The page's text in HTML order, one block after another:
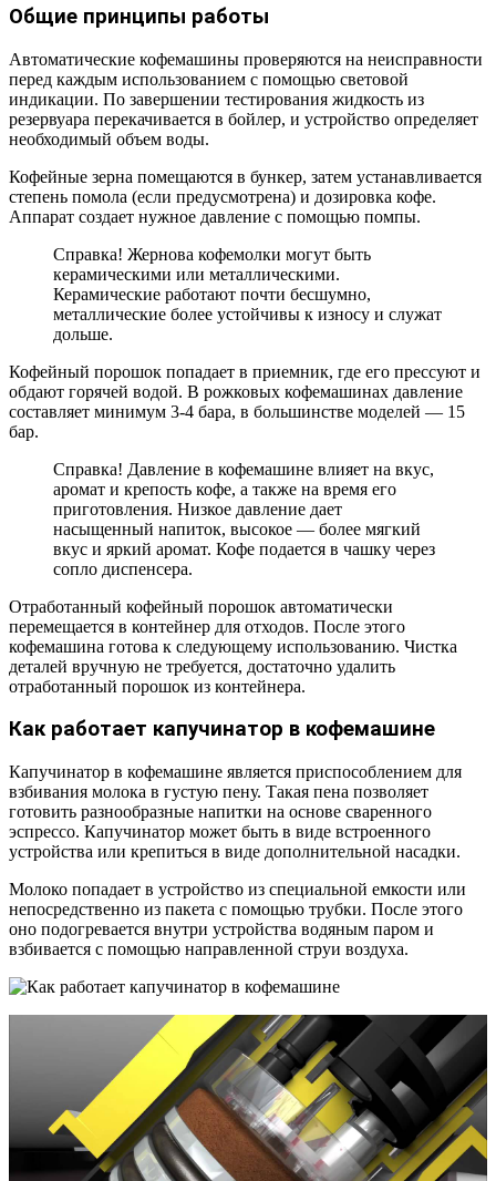
Общие принципы работы
Автоматические кофемашины проверяются на неисправности
перед каждым использованием с помощью световой
индикации. По завершении тестирования жидкость из
резервуара перекачивается в бойлер, и устройство определяет
необходимый объем воды.
Кофейные зерна помещаются в бункер, затем устанавливается
степень помола (если предусмотрена) и дозировка кофе.
Аппарат создает нужное давление с помощью помпы.
Справка! Жернова кофемолки могут быть
керамическими или металлическими.
Керамические работают почти бесшумно,
металлические более устойчивы к износу и служат
дольше.
Кофейный порошок попадает в приемник, где его прессуют и
обдают горячей водой. В рожковых кофемашинах давление
составляет минимум 3-4 бара, в большинстве моделей — 15
бар.
Справка! Давление в кофемашине влияет на вкус,
аромат и крепость кофе, а также на время его
приготовления. Низкое давление дает
насыщенный напиток, высокое — более мягкий
вкус и яркий аромат. Кофе подается в чашку через
сопло диспенсера.
Отработанный кофейный порошок автоматически
перемещается в контейнер для отходов. После этого
кофемашина готова к следующему использованию. Чистка
деталей вручную не требуется, достаточно удалить
отработанный порошок из контейнера.
Как работает капучинатор в кофемашине
Капучинатор в кофемашине является приспособлением для
взбивания молока в густую пену. Такая пена позволяет
готовить разнообразные напитки на основе сваренного
эспрессо. Капучинатор может быть в виде встроенного
устройства или крепиться в виде дополнительной насадки.
Молоко попадает в устройство из специальной емкости или
непосредственно из пакета с помощью трубки. После этого
оно подогревается внутри устройства водяным паром и
взбивается с помощью направленной струи воздуха.